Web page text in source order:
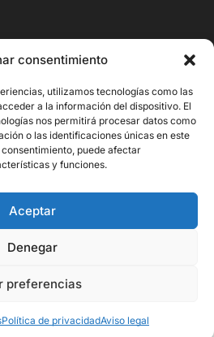
consentimiento
utilizamos tecnologías como las
a la información del dispositivo. El
nos permitirá procesar datos como
o las identificaciones únicas en este
puede afectar
y funciones.
Aceptar
Denegar
preferencias
Política de privacidadAviso legal